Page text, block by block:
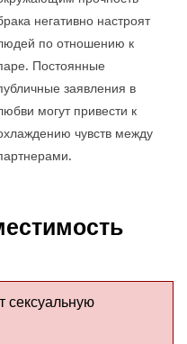
негативно настроят
по отношению к
Постоянные
заявления в
могут привести к
чувств между
сексуальную